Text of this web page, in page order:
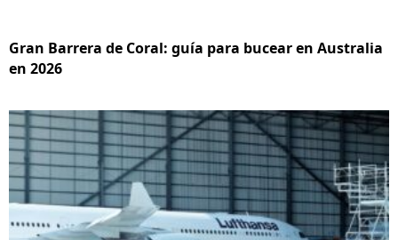
Gran Barrera de Coral: guía para bucear en Australia
en 2026